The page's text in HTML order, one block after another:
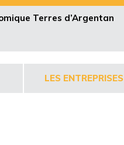
Terres d’Argentan
LES ENTREPRISES